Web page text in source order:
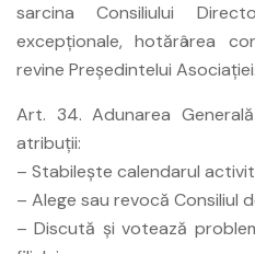
sarcina Consiliului
excepţionale, hotărârea
revine Preşedintelui Asociaţiei.
Art. 34. Adunarea
atribuţii:
– Stabileşte calendarul
– Alege sau revocă Consiliul
– Discută şi votează